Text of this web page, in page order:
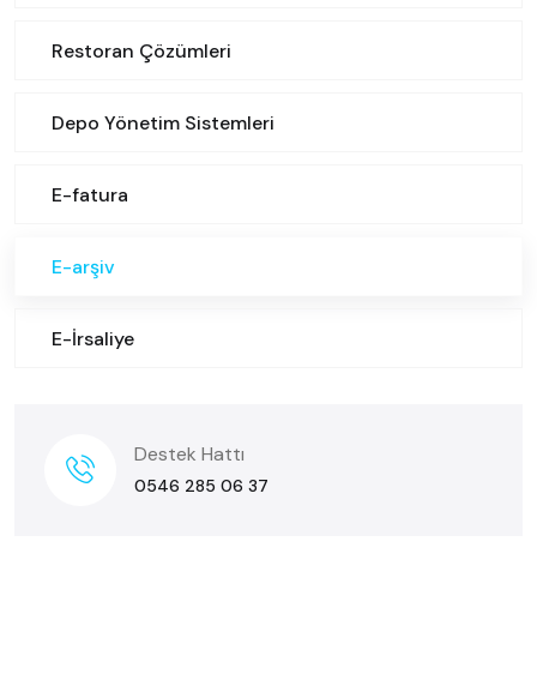
Restoran Çözümleri
Depo Yönetim Sistemleri
E-fatura
E-arşiv
E-İrsaliye
Destek Hattı
0546 285 06 37